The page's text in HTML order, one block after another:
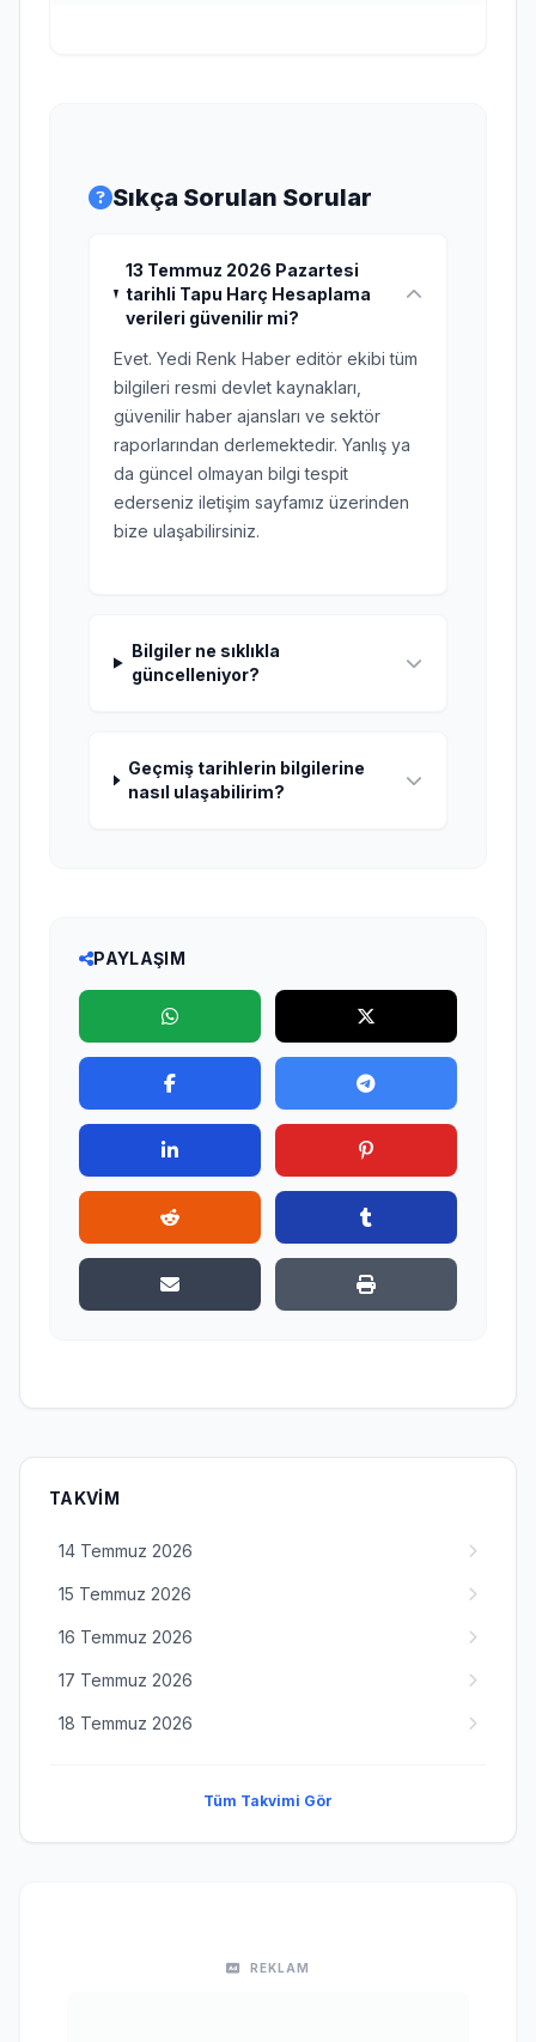
Sıkça Sorulan Sorular
13 Temmuz 2026 Pazartesi
tarihli Tapu Harç Hesaplama
verileri güvenilir mi?
Evet. Yedi Renk Haber editör ekibi tüm
bilgileri resmi devlet kaynakları,
güvenilir haber ajansları ve sektör
raporlarından derlemektedir. Yanlış ya
da güncel olmayan bilgi tespit
ederseniz iletişim sayfamız üzerinden
bize ulaşabilirsiniz.
Bilgiler ne sıklıkla
güncelleniyor?
Geçmiş tarihlerin bilgilerine
nasıl ulaşabilirim?
PAYLAŞIM
TAKVIM
14 Temmuz 2026
15 Temmuz 2026
16 Temmuz 2026
17 Temmuz 2026
18 Temmuz 2026
Tüm Takvimi Gör
REKLAM